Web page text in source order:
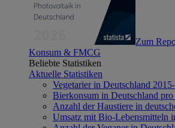
Zum
Konsum & FMCG
Beliebte Statistiken
Aktuelle Statistiken
Vegetarier in Deutschland
Bierkonsum in Deutschland
Anzahl der Haustiere in
Umsatz mit Bio-Lebensmitteln